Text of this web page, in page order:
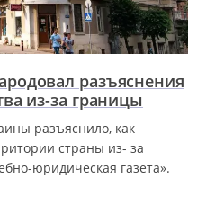
разъяснения
из-за границы
разъяснило, как
страны из- за
юридическая газета».